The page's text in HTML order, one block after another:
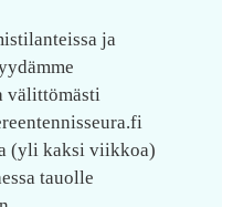
ja
välittömästi
(yli kaksi viikkoa)
tauolle